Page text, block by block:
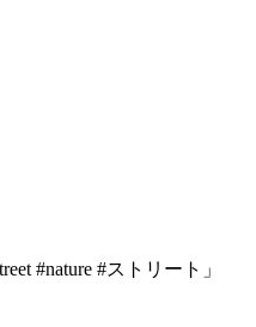
#nature #ストリート」